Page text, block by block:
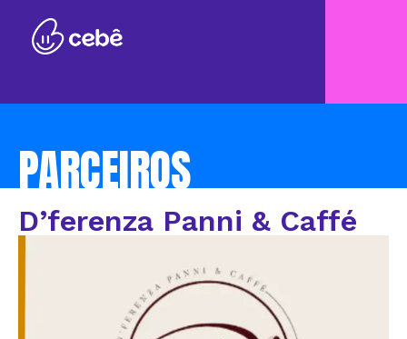
PARCEIROS
D’ferenza Panni & Caffé